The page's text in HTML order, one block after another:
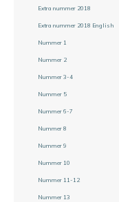
Extra nummer 2018
Extra nummer 2018 English
Nummer 1
Nummer 2
Nummer 3-4
Nummer 5
Nummer 6-7
Nummer 8
Nummer 9
Nummer 10
Nummer 11-12
Nummer 13